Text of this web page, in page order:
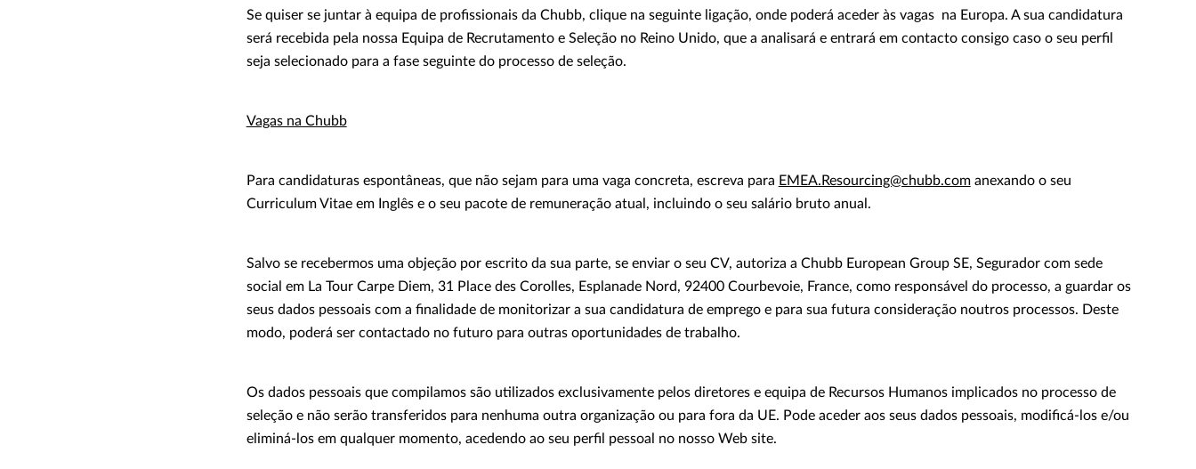
Se quiser se juntar à equipa de profissionais da Chubb, clique na seguinte ligação, onde poderá aceder às vagas na Europa. A sua candidatura
será recebida pela nossa Equipa de Recrutamento e Seleção no Reino Unido, que a analisará e entrará em contacto consigo caso o seu perfil
seja selecionado para a fase seguinte do processo de seleção.
Vagas na Chubb
Para candidaturas espontâneas, que não sejam para uma vaga concreta, escreva para EMEA.Resourcing@chubb.comanexando o seu
Curriculum Vitae em Inglês e o seu pacote de remuneração atual, incluindo o seu salário bruto anual.
Salvo se recebermos uma objeção por escrito da sua parte, se enviar o seu CV, autoriza a Chubb European Group SE, Segurador com sede
social em La Tour Carpe Diem, 31 Place des Corolles, Esplanade Nord, 92400 Courbevoie, France, como responsável do processo, a guardar os
seus dados pessoais com a finalidade de monitorizar a sua candidatura de emprego e para sua futura consideração noutros processos. Deste
modo, poderá ser contactado no futuro para outras oportunidades de trabalho.
Os dados pessoais que compilamos são utilizados exclusivamente pelos diretores e equipa de Recursos Humanos implicados no processo de
seleção e não serão transferidos para nenhuma outra organização ou para fora da UE. Pode aceder aos seus dados pessoais, modificá-los e/ou
eliminá-los em qualquer momento, acedendo ao seu perfil pessoal no nosso Web site.